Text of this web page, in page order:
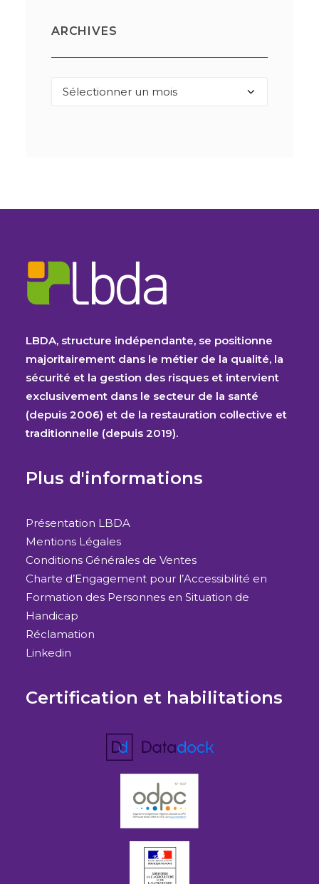
ARCHIVES
Archives
LBDA, structure indépendante, se positionne
majoritairement dans le métier de la qualité, la
sécurité et la gestion des risques et intervient
exclusivement dans le secteur de la santé
(depuis 2006) et de la restauration collective et
traditionnelle (depuis 2019).
Plus d'informations
Présentation LBDA
Mentions Légales
Conditions Générales de Ventes
Charte d’Engagement pour l’Accessibilité en
Formation des Personnes en Situation de
Handicap
Réclamation
Linkedin
Certification et habilitations